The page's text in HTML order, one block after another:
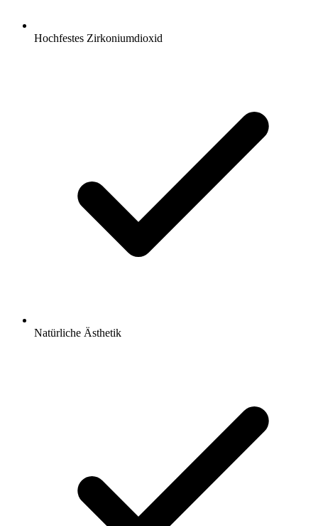
Hochfestes Zirkoniumdioxid
Natürliche Ästhetik